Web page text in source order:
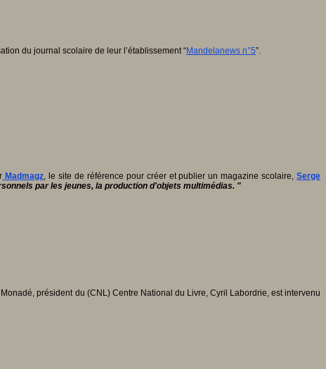
du journal scolaire de leur l’établissement “Mandelanews n°5”.
Madmagz, le site de référence pour créer et publier un magazine scolaire,Serge
par les jeunes, la production d'objets multimédias. "
président du (CNL) Centre National du Livre, Cyril Labordrie, est intervenu